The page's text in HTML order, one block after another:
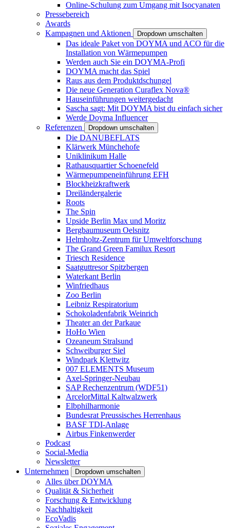
Online-Schulung zum Umgang mit Isocyanaten
Pressebereich
Awards
Kampagnen und Aktionen
Dropdown umschalten
Das ideale Paket von DOYMA und ACO für die
Installation von Wärmepumpen
Werden auch Sie ein DOYMA-Profi
DOYMA macht das Spiel
Raus aus dem Produktdschungel
Die neue Generation Curaflex Nova®
Hauseinführungen weitergedacht
Sascha sagt: Mit DOYMA bist du einfach sicher
Werde Doyma Influencer
Referenzen
Dropdown umschalten
Die DANUBEFLATS
Klärwerk Münchehofe
Uniklinikum Halle
Rathausquartier Schoenefeld
Wärmepumpeneinführung EFH
Blockheizkraftwerk
Dreiländergalerie
Roots
The Spin
Upside Berlin Max und Moritz
Bergbaumuseum Oelsnitz
Helmholtz-Zentrum für Umweltforschung
The Grand Green Familux Resort
Triesch Residence
Saatguttresor Spitzbergen
Waterkant Berlin
Winfriedhaus
Zoo Berlin
Leibniz Respiratorium
Schokoladenfabrik Weinrich
Theater an der Parkaue
HoHo Wien
Ozeaneum Stralsund
Schweiburger Siel
Windpark Klettwitz
007 ELEMENTS Museum
Axel-Springer-Neubau
SAP Rechenzentrum (WDF51)
ArcelorMittal Kaltwalzwerk
Elbphilharmonie
Bundesrat Preussisches Herrenhaus
BASF TDI-Anlage
Airbus Finkenwerder
Podcast
Social-Media
Newsletter
Unternehmen
Dropdown umschalten
Alles über DOYMA
Qualität & Sicherheit
Forschung & Entwicklung
Nachhaltigkeit
EcoVadis